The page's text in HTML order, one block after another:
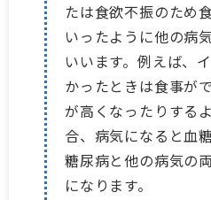
たは食欲不振のため
いったように他の病
いいます。例えば、
かったときは食事が
が高くなったりする
合、病気になると血
糖尿病と他の病気の
になります。